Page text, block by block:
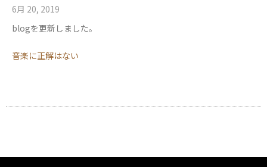
6月 20, 2019
blogを更新しました。
音楽に正解はない